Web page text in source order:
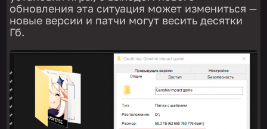
обновления эта ситуация может измениться —
новые версии и патчи могут весить десятки
Гб.